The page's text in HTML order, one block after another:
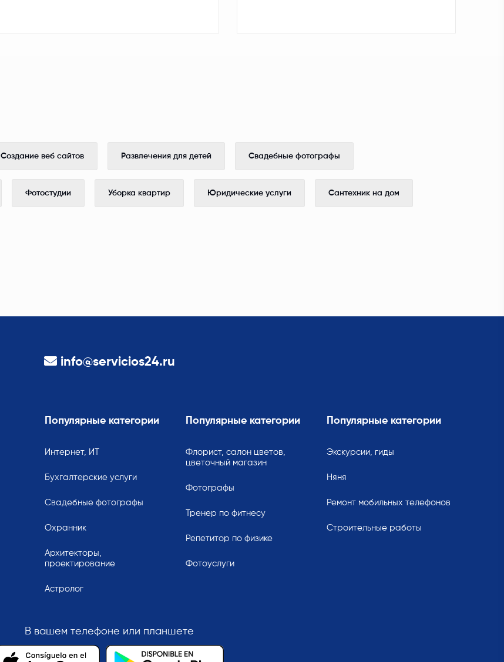
Создание веб сайтов Развлечения для детей Свадебные фотографы
Фотостудии Уборка квартир Юридические услуги Сантехник на дом
info@servicios24.ru
Популярные категории
Интернет, ИТ
Бухгалтерские услуги
Свадебные фотографы
Охранник
Архитекторы,
проектирование
Астролог
Популярные категории
Флорист, салон цветов,
цветочный магазин
Фотографы
Тренер по фитнесу
Репетитор по физике
Фотоуслуги
Популярные категории
Экскурсии, гиды
Няня
Ремонт мобильных телефонов
Строительные работы
В вашем телефоне или планшете